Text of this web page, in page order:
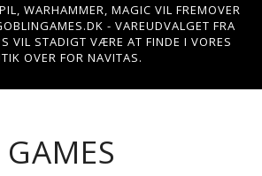
WARHAMMER, MAGIC VIL FREMOVER
- VAREUDVALGET FRA
VIL STADIGT VÆRE AT FINDE I VORES
OVER FOR NAVITAS.